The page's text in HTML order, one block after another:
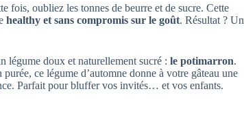
fois, oubliez les tonnes de beurre et de sucre. Cette
healthy et sans compromis sur le goût. Résultat ? Un
légume doux et naturellement sucré : le potimarron.
ce légume d’automne donne à votre gâteau une
Parfait pour bluffer vos invités… et vos enfants.